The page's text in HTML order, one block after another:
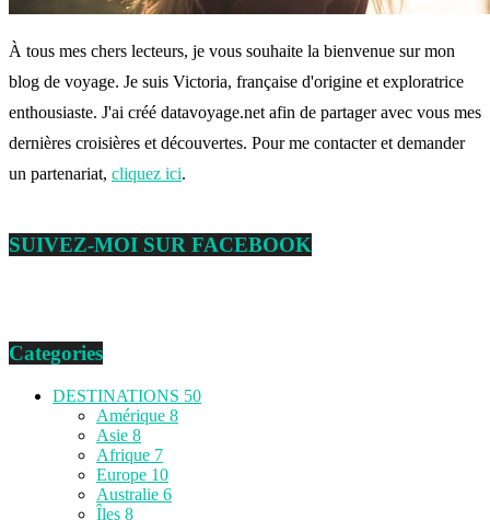
À tous mes chers lecteurs, je vous souhaite la bienvenue sur mon
blog de voyage. Je suis Victoria, française d'origine et exploratrice
enthousiaste. J'ai créé datavoyage.net afin de partager avec vous mes
dernières croisières et découvertes. Pour me contacter et demander
un partenariat, cliquez ici.
SUIVEZ-MOI SUR FACEBOOK
Categories
DESTINATIONS 50
Amérique 8
Asie 8
Afrique 7
Europe 10
Australie 6
Îles 8